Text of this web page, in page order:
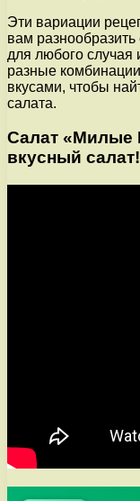
Эти вариации
вам
для любого случая
разные
вкусами, чтобы
салата.
Салат «Милые
вкусный салат!